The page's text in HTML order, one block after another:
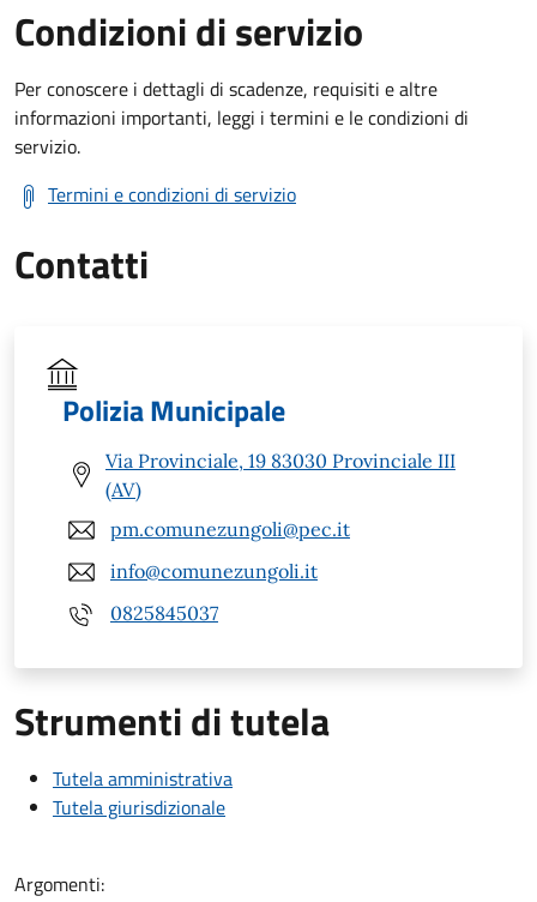
Condizioni di servizio
Per conoscere i dettagli di scadenze, requisiti e altre
informazioni importanti, leggi i termini e le condizioni di
servizio.
Termini e condizioni di servizio
Contatti
Polizia Municipale
Via Provinciale, 19 83030 Provinciale III
(AV)
pm.comunezungoli@pec.it
info@comunezungoli.it
0825845037
Strumenti di tutela
Tutela amministrativa
Tutela giurisdizionale
Argomenti: